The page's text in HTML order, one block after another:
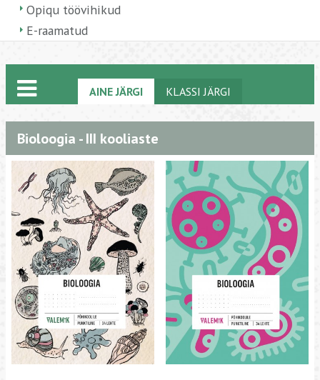
Opiqu töövihikud
E-raamatud
AINE JÄRGI KLASSI JÄRGI
Bioloogia - III kooliaste